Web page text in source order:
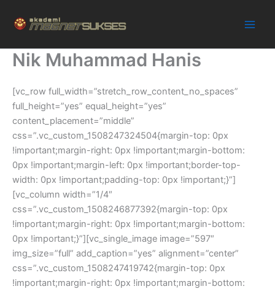
Nik Muhammad Hanis
[vc_row full_width=”stretch_row_content_no_spaces”
full_height=”yes” equal_height=”yes”
content_placement=”middle”
css=”.vc_custom_1508247324504{margin-top: 0px
!important;margin-right: 0px !important;margin-bottom:
0px !important;margin-left: 0px !important;border-top-
width: 0px !important;padding-top: 0px !important;}”]
[vc_column width=”1/4″
css=”.vc_custom_1508246877392{margin-top: 0px
!important;margin-right: 0px !important;margin-bottom:
0px !important;}”][vc_single_image image=”597″
img_size=”full” add_caption=”yes” alignment=”center”
css=”.vc_custom_1508247419742{margin-top: 0px
!important;margin-right: 0px !important;margin-bottom: